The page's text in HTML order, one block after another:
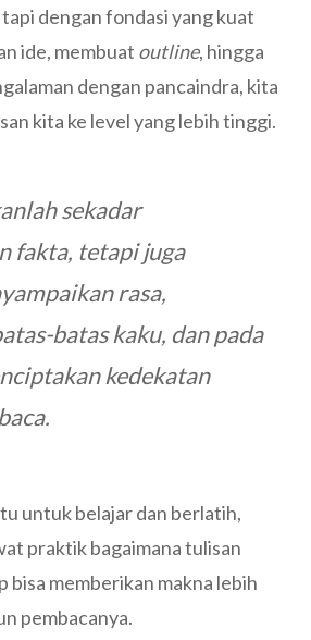
dengan fondasi yang kuat
ide, membuat outline, hingga
dengan pancaindra, kita
kita ke level yang lebih tinggi.
sekadar
fakta, tetapi juga
rasa,
batas kaku, dan pada
kedekatan
untuk belajar dan berlatih,
praktik bagaimana tulisan
bisa memberikan makna lebih
pembacanya.